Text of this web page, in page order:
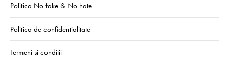
Politica No fake & No hate
Politica de confidentialitate
Termeni si conditii